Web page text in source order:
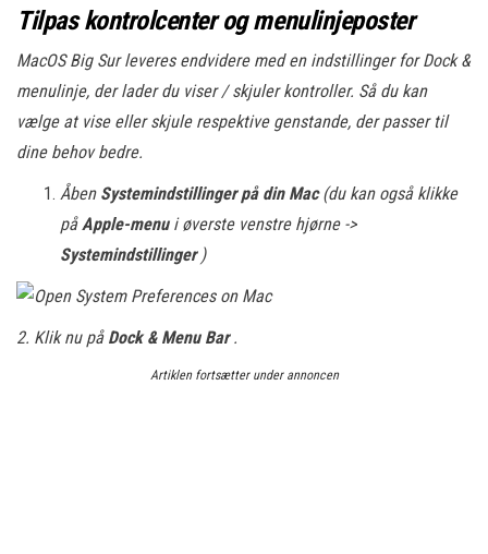
Tilpas kontrolcenter og menulinjeposter
MacOS Big Sur leveres endvidere med en indstillinger for Dock &
menulinje, der lader du viser / skjuler kontroller. Så du kan
vælge at vise eller skjule respektive genstande, der passer til
dine behov bedre.
Åben Systemindstillinger på din Mac(du kan også klikke
påApple-menu i øverste venstre hjørne ->
Systemindstillinger )
2. Klik nu på Dock & Menu Bar.
Artiklen fortsætter under annoncen